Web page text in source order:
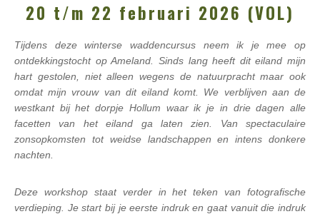
20 t/m 22 februari 2026 (VOL)
Tijdens deze winterse waddencursus neem ik je mee op
ontdekkingstocht op Ameland. Sinds lang heeft dit eiland mijn
hart gestolen, niet alleen wegens de natuurpracht maar ook
omdat mijn vrouw van dit eiland komt. We verblijven aan de
westkant bij het dorpje Hollum waar ik je in drie dagen alle
facetten van het eiland ga laten zien. Van spectaculaire
zonsopkomsten tot weidse landschappen en intens donkere
nachten.
Deze workshop staat verder in het teken van fotografische
verdieping. Je start bij je eerste indruk en gaat vanuit die indruk